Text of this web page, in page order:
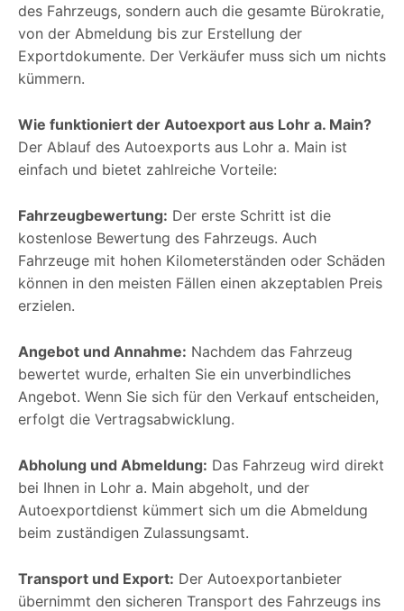
des Fahrzeugs, sondern auch die gesamte Bürokratie,
von der Abmeldung bis zur Erstellung der
Exportdokumente. Der Verkäufer muss sich um nichts
kümmern.
Wie funktioniert der Autoexport aus Lohr a. Main?
Der Ablauf des Autoexports aus Lohr a. Main ist
einfach und bietet zahlreiche Vorteile:
Fahrzeugbewertung: Der erste Schritt ist die
kostenlose Bewertung des Fahrzeugs. Auch
Fahrzeuge mit hohen Kilometerständen oder Schäden
können in den meisten Fällen einen akzeptablen Preis
erzielen.
Angebot und Annahme: Nachdem das Fahrzeug
bewertet wurde, erhalten Sie ein unverbindliches
Angebot. Wenn Sie sich für den Verkauf entscheiden,
erfolgt die Vertragsabwicklung.
Abholung und Abmeldung: Das Fahrzeug wird direkt
bei Ihnen in Lohr a. Main abgeholt, und der
Autoexportdienst kümmert sich um die Abmeldung
beim zuständigen Zulassungsamt.
Transport und Export: Der Autoexportanbieter
übernimmt den sicheren Transport des Fahrzeugs ins